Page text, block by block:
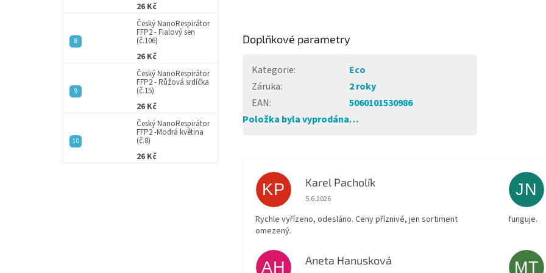
26 Kč
Český NanoRespirátor
FFP2 - Fialový sen
(č.106)
26 Kč
Český NanoRespirátor
FFP2 - Růžová srdíčka
(č.15)
26 Kč
Český NanoRespirátor
FFP2 -Modrá květina
(č.8)
26 Kč
Doplňkové parametry
Kategorie:
Eco
Záruka:
2 roky
EAN:
5060101530986
Položka byla vyprodána…
KP Karel Pacholík
Hodnocení obchodu je 4 z 5 hvězdiček.
5.6.2026
Rychle vyřízeno, odesláno. Ceny příznivé, jen sortiment
omezený.
JN
funguje.
AH Aneta Hanusková MT